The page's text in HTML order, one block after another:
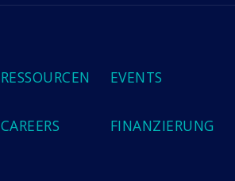
RESSOURCEN EVENTS
CAREERS FINANZIERUNG